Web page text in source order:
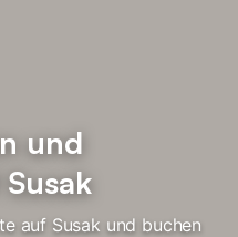
und
auf Susak und buchen